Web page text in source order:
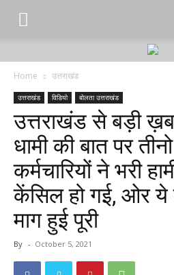
Home उत्तराखंड
उत्तराखंड विडियो बोलता उत्तराखंड
उत्तराखंड से बड़ी
धामी की बात पर
कर्मचारियों ने भरी
केंसिल हो गई, ओर ये
माग हुई पूरी
By - October 5, 2021